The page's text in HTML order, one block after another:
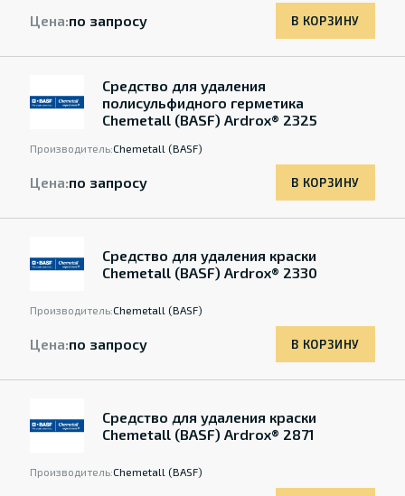
Цена:по запросу В КОРЗИНУ
Средство для удаления
полисульфидного герметика
Chemetall (BASF) Ardrox® 2325
Производитель:Chemetall (BASF)
Цена:по запросу В КОРЗИНУ
Средство для удаления краски
Chemetall (BASF) Ardrox® 2330
Производитель:Chemetall (BASF)
Цена:по запросу В КОРЗИНУ
Средство для удаления краски
Chemetall (BASF) Ardrox® 2871
Производитель:Chemetall (BASF)